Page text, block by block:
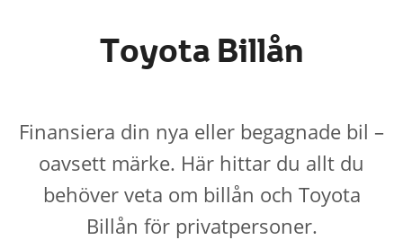
Toyota Billån
Finansiera din nya eller begagnade bil –
oavsett märke. Här hittar du allt du
behöver veta om billån och Toyota
Billån för privatpersoner.